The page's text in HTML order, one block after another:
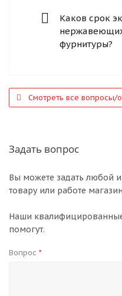
Каков срок
фурнитуры?
Смотреть все вопросы/
Задать вопрос
Вы можете задать любой
товару или работе
Наши
помогут.
Вопрос *